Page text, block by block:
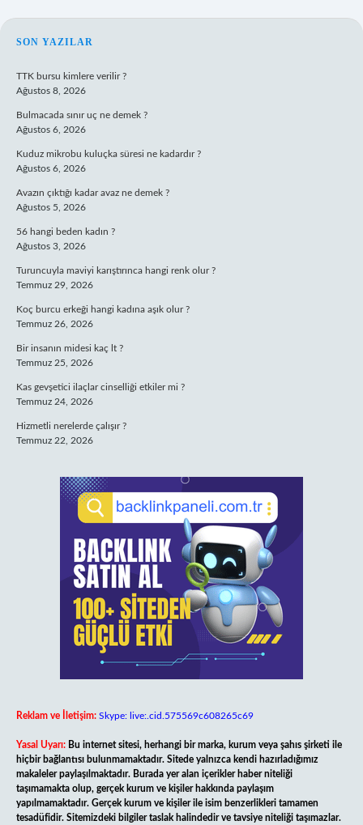
SIDEBAR
SON YAZILAR
TTK bursu kimlere verilir ?
Ağustos 8, 2026
Bulmacada sınır uç ne demek ?
Ağustos 6, 2026
Kuduz mikrobu kuluçka süresi ne kadardır ?
Ağustos 6, 2026
Avazın çıktığı kadar avaz ne demek ?
Ağustos 5, 2026
56 hangi beden kadın ?
Ağustos 3, 2026
Turuncuyla maviyi karıştırınca hangi renk olur ?
Temmuz 29, 2026
Koç burcu erkeği hangi kadına aşık olur ?
Temmuz 26, 2026
Bir insanın midesi kaç lt ?
Temmuz 25, 2026
Kas gevşetici ilaçlar cinselliği etkiler mi ?
Temmuz 24, 2026
Hizmetli nerelerde çalışır ?
Temmuz 22, 2026
Reklam ve İletişim: Skype: live:.cid.575569c608265c69
Yasal Uyarı: Bu internet sitesi, herhangi bir marka, kurum veya şahıs şirketi ile
hiçbir bağlantısı bulunmamaktadır. Sitede yalnızca kendi hazırladığımız
makaleler paylaşılmaktadır. Burada yer alan içerikler haber niteliği
taşımamakta olup, gerçek kurum ve kişiler hakkında paylaşım
yapılmamaktadır. Gerçek kurum ve kişiler ile isim benzerlikleri tamamen
tesadüfidir. Sitemizdeki bilgiler taslak halindedir ve tavsiye niteliği taşımazlar.